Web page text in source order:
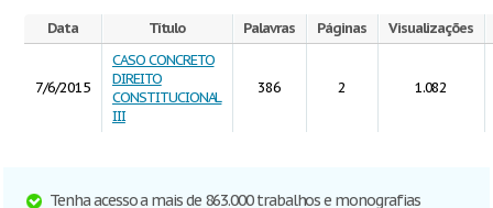
Data Título Palavras Páginas Visualizações
7/6/2015
CASO CONCRETO
DIREITO
CONSTITUCIONAL
III
386 2 1.082
Tenha acesso a mais de 863.000 trabalhos e monografias